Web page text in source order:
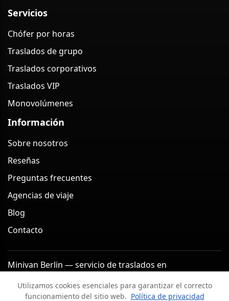
Servicios
Chófer por horas
Traslados de grupo
Traslados corporativos
Traslados VIP
Monovolúmenes
Información
Sobre nosotros
Reseñas
Preguntas frecuentes
Agencias de viaje
Blog
Contacto
Minivan Berlin — servicio de traslados en
Aviso legal
Política de privacidad
Utilizamos cookies esenciales para garantizar el correcto
funcionamiento del sitio web. Política de privacidad